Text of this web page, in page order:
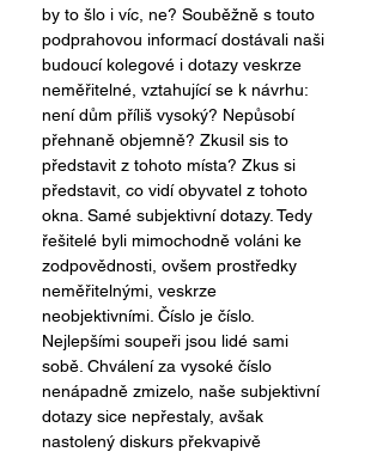
by to šlo i víc, ne? Souběžně s touto
podprahovou informací dostávali naši
budoucí kolegové i dotazy veskrze
neměřitelné, vztahující se k návrhu:
není dům příliš vysoký? Nepůsobí
přehnaně objemně? Zkusil sis to
představit z tohoto místa? Zkus si
představit, co vidí obyvatel z tohoto
okna. Samé subjektivní dotazy. Tedy
řešitelé byli mimochodně voláni ke
zodpovědnosti, ovšem prostředky
neměřitelnými, veskrze
neobjektivními. Číslo je číslo.
Nejlepšími soupeři jsou lidé sami
sobě. Chválení za vysoké číslo
nenápadně zmizelo, naše subjektivní
dotazy sice nepřestaly, avšak
nastolený diskurs překvapivě